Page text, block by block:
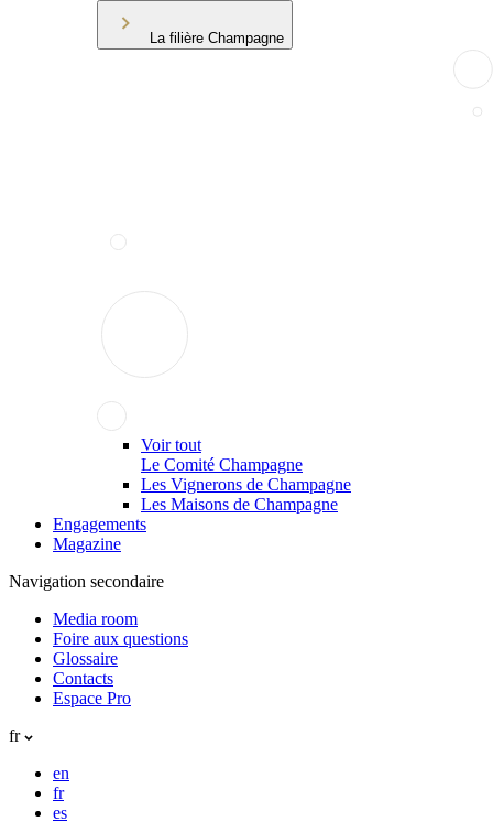
La filière Champagne
Voir tout
Le Comité Champagne
Les Vignerons de Champagne
Les Maisons de Champagne
Engagements
Magazine
Navigation secondaire
Media room
Foire aux questions
Glossaire
Contacts
Espace Pro
fr
en
fr
es